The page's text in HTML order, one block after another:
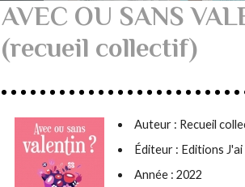
AVEC OU SANS
(recueil collectif)
Auteur : Recueil
Éditeur : Editions J'ai
Année : 2022